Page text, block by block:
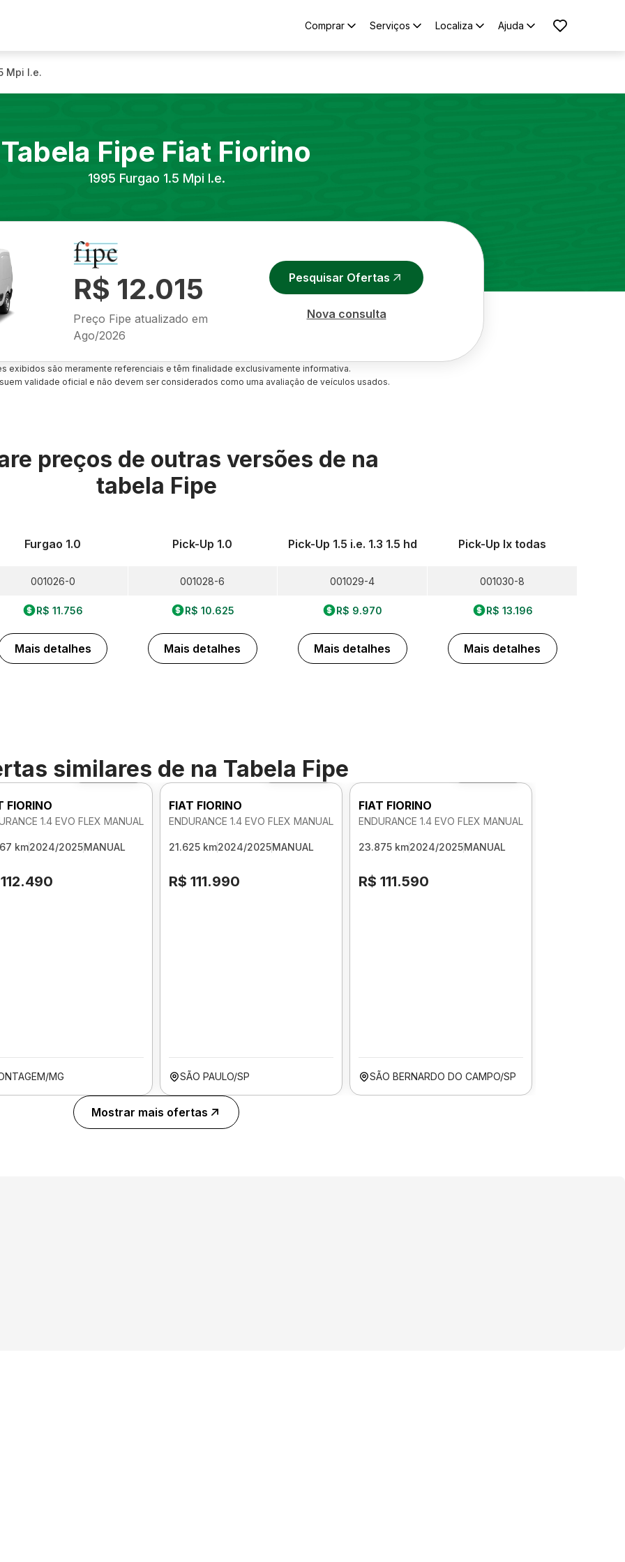
Comprar Serviços Localiza Ajuda
Mpi I.e.
Tabela Fipe Fiat Fiorino
1995 Furgao 1.5 Mpi I.e.
R$ 12.015
Preço Fipe atualizado em
Ago/2026
Pesquisar Ofertas
Nova consulta
exibidos são meramente referenciais e têm finalidade exclusivamente informativa.
validade oficial e não devem ser considerados como uma avaliação de veículos usados.
preços de outras versões de na
tabela Fipe
Furgao 1.0
001026-0
R$ 11.756
Mais detalhes
Pick-Up 1.0
001028-6
R$ 10.625
Mais detalhes
Pick-Up 1.5 i.e. 1.3 1.5 hd
001029-4
R$ 9.970
Mais detalhes
Pick-Up lx todas
001030-8
R$ 13.196
Mais detalhes
similares de na Tabela Fipe
Foto 360º
FIORINO
1.4 EVO FLEX MANUAL
km2024/2025MANUAL
MG
Foto 360º
FIAT FIORINO
ENDURANCE 1.4 EVO FLEX MANUAL
21.625 km2024/2025MANUAL
R$ 111.990
SÃO PAULO/SP
FIAT FIORINO
ENDURANCE 1.4 EVO FLEX MANUAL
23.875 km2024/2025MANUAL
R$ 111.590
SÃO BERNARDO DO CAMPO/SP
Mostrar mais ofertas